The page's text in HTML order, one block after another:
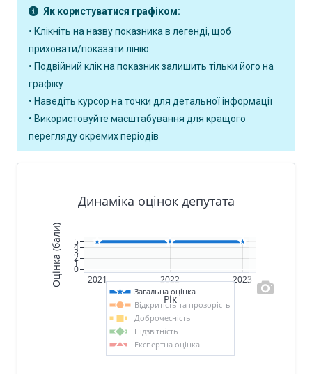
Як користуватися графіком:
• Клікніть на назву показника в легенді, щоб
приховати/показати лінію
• Подвійний клік на показник залишить тільки його на
графіку
• Наведіть курсор на точки для детальної інформації
• Використовуйте масштабування для кращого
перегляду окремих періодів
2021 2022 2023
0
1
2
3
4
5
Загальна оцінка
Відкритість та прозорість
Доброчесність
Підзвітність
Експертна оцінка
Динаміка оцінок депутата
Рік
Оцінка (бали)